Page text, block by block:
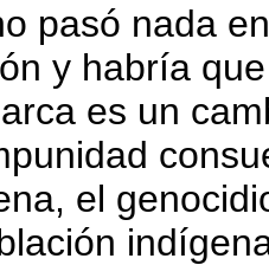
pasó nada
y habría
es un
el